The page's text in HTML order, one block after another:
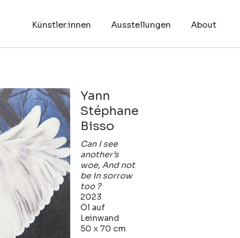
Künstler:innen Ausstellungen About
Yann
Stéphane
Bisso
Can I see
another’s
woe, And not
be in sorrow
too ?
2023
Öl auf
Leinwand
50 x 70 cm